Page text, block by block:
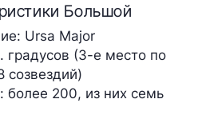
Большой
: Ursa Major
градусов (3-е место по
созвездий)
: более 200, из них семь